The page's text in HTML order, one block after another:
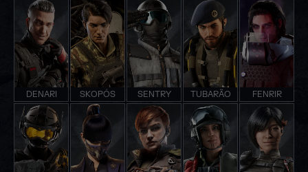
DENARI SKOPÓS SENTRY TUBARÃO FENRIR